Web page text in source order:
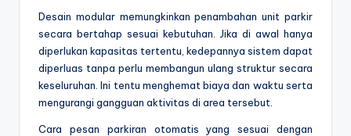
Desain modular memungkinkan penambahan unit parkir
secara bertahap sesuai kebutuhan. Jika di awal hanya
diperlukan kapasitas tertentu, kedepannya sistem dapat
diperluas tanpa perlu membangun ulang struktur secara
keseluruhan. Ini tentu menghemat biaya dan waktu serta
mengurangi gangguan aktivitas di area tersebut.
Cara pesan parkiran otomatis yang sesuai dengan